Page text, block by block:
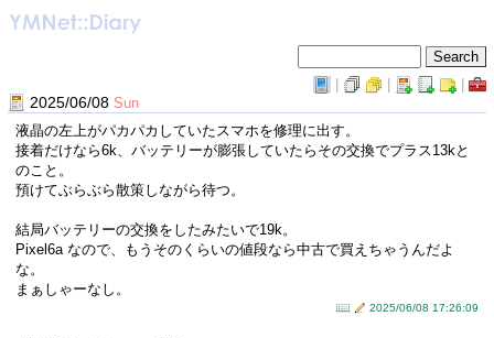
| | |
2025/06/08 Sun
液晶の左上がパカパカしていたスマホを修理に出す。
接着だけなら6k、バッテリーが膨張していたらその交換でプラス13kと
のこと。
預けてぶらぶら散策しながら待つ。
結局バッテリーの交換をしたみたいで19k。
Pixel6a なので、もうそのくらいの値段なら中古で買えちゃうんだよ
な。
まぁしゃーなし。
2025/06/08 17:26:09